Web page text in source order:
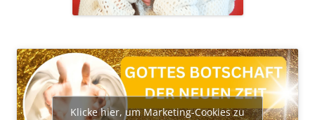
Klicke hier, um Marketing-Cookies zu